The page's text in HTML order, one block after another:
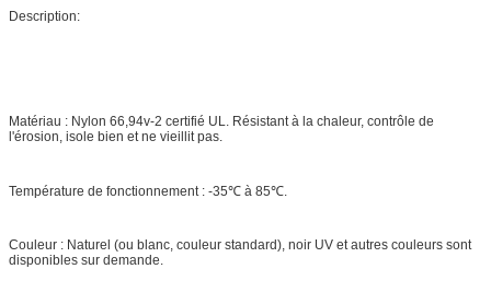
Description:
Matériau : Nylon 66,94v-2 certifié UL. Résistant à la chaleur, contrôle de
l'érosion, isole bien et ne vieillit pas.
Température de fonctionnement : -35℃ à 85℃.
Couleur : Naturel (ou blanc, couleur standard), noir UV et autres couleurs sont
disponibles sur demande.